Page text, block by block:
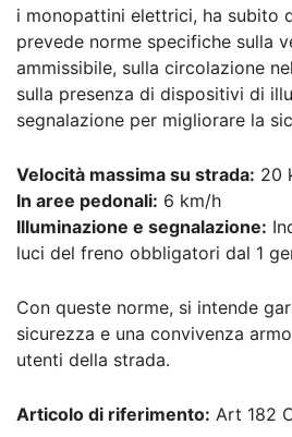
i monopattini elettrici, ha subito
prevede norme specifiche sulla
ammissibile, sulla circolazione
sulla presenza di dispositivi di
segnalazione per migliorare la
Velocità massima su strada: 20
In aree pedonali: 6 km/h
Illuminazione e segnalazione:
luci del freno obbligatori dal 1
Con queste norme, si intende
sicurezza e una convivenza
utenti della strada.
Articolo di riferimento: Art 182